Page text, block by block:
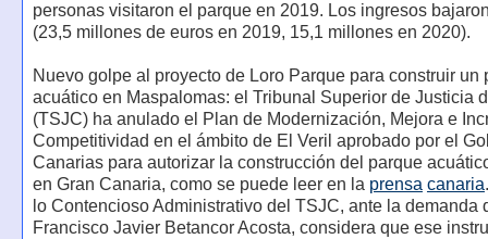
personas visitaron el parque en 2019. Los ingresos
(23,5 millones de euros en 2019, 15,1 millones en 2020).
Nuevo golpe al proyecto de Loro Parque para construir un
acuático en Maspalomas: el Tribunal Superior de Justicia
(TSJC) ha anulado el Plan de Modernización, Mejora e
Competitividad en el ámbito de El Veril aprobado por el
Canarias para autorizar la construcción del parque
en Gran Canaria, como se puede leer en la prensa canaria
lo Contencioso Administrativo del TSJC, ante la demanda
Francisco Javier Betancor Acosta, considera que ese